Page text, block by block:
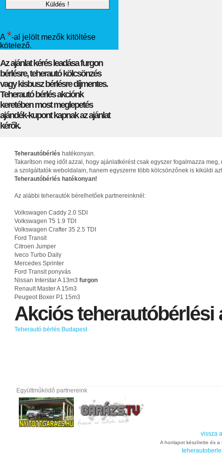
A *-al jelölt mezők kitöltése
kötelező.
Az ajánlat kérés leadása furgon
bérlésre, teherautó kölcsönzés
vagy kisbusz bérlésre díjmentes.
Teherautó bérlés akciónk
keretében most meglepetés
ajándék-kupont kapnak az ajánlat
kérők.
Teherautóbérlés hatékonyan.
Takarítson meg időt azzal, hogy ajánlatkérést csak egyszer fogalmazza
a szolgáltatók weboldalain, hanem egyszerre több kölcsönzőnek is kiküldi
Teherautóbérlés hatékonyan!
Az alábbi teherautók bérelhetőek partnereinknél:
Volkswagen Caddy 2.0 SDI
Volkswagen T5 1.9 TDI
Volkswagen Crafter 35 2.5 TDI
Ford Transit
Citroen Jumper
Iveco Turbo Daily
Mercedes Sprinter
Ford Transit ponyvás
Nissan Interstar A 13m3 furgon
Renault Master A 15m3
Peugeot Boxer P1 15m3
Akciósteherautóbérlési
Teherautó bérlés Budapest
Együttműködő partnereink
vissza
A honlapot készítette és